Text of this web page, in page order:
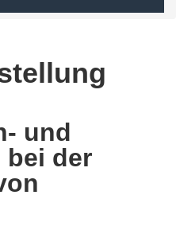
und
bei der